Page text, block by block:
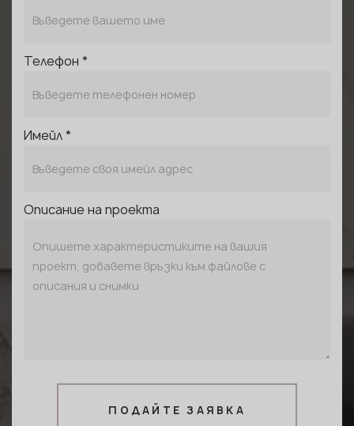
Телефон *
Имейл *
Описание на проекта
ПОДАЙТЕ ЗАЯВКА